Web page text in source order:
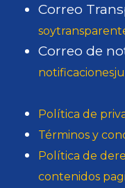
Correo
Correo de
Política de
Términos y
Política de
contenidos